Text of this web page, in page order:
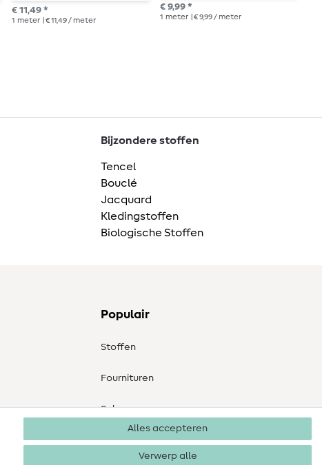
€ 11,49 *
1 meter | € 11,49 / meter
€ 9,99 *
1 meter | € 9,99 / meter
Bijzondere stoffen
Tencel
Bouclé
Jacquard
Kledingstoffen
Biologische Stoffen
Populair
Stoffen
Fournituren
Sale
Alles accepteren
Verwerp alle